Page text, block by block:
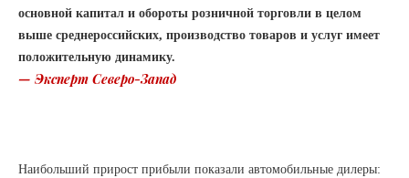
основной капитал и обороты розничной торговли в целом
выше среднероссийских, производство товаров и услуг имеет
положительную динамику.
— Эксперт Северо-Запад
Наибольший прирост прибыли показали автомобильные дилеры: